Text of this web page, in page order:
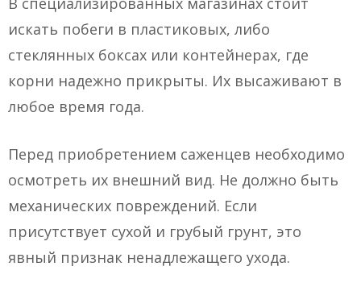
искать побеги в пластиковых, либо
стеклянных боксах или контейнерах, где
корни надежно прикрыты. Их высаживают в
любое время года.
Перед приобретением саженцев необходимо
осмотреть их внешний вид. Не должно быть
механических повреждений. Если
присутствует сухой и грубый грунт, это
явный признак ненадлежащего ухода.